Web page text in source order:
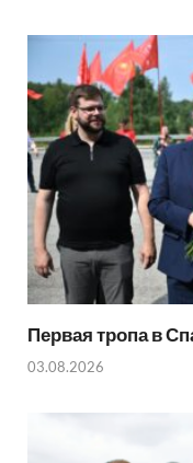
Первая тропа в
03.08.2026